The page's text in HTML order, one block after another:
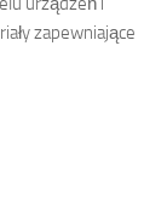
zapewniające